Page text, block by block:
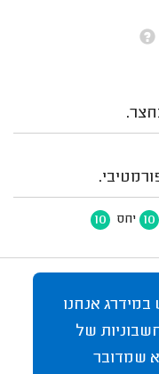
10 יחס 10
אנחנו
של
שמדובר